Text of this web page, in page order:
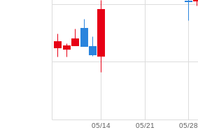
05/28
05/21
05/14